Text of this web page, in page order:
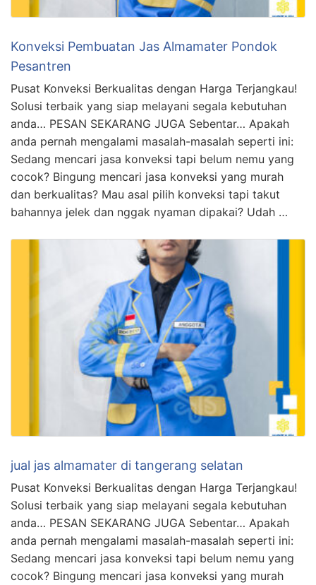
Konveksi Pembuatan Jas Almamater Pondok
Pesantren
Pusat Konveksi Berkualitas dengan Harga Terjangkau!
Solusi terbaik yang siap melayani segala kebutuhan
anda… PESAN SEKARANG JUGA Sebentar… Apakah
anda pernah mengalami masalah-masalah seperti ini:
Sedang mencari jasa konveksi tapi belum nemu yang
cocok? Bingung mencari jasa konveksi yang murah
dan berkualitas? Mau asal pilih konveksi tapi takut
bahannya jelek dan nggak nyaman dipakai? Udah …
jual jas almamater di tangerang selatan
Pusat Konveksi Berkualitas dengan Harga Terjangkau!
Solusi terbaik yang siap melayani segala kebutuhan
anda… PESAN SEKARANG JUGA Sebentar… Apakah
anda pernah mengalami masalah-masalah seperti ini:
Sedang mencari jasa konveksi tapi belum nemu yang
cocok? Bingung mencari jasa konveksi yang murah